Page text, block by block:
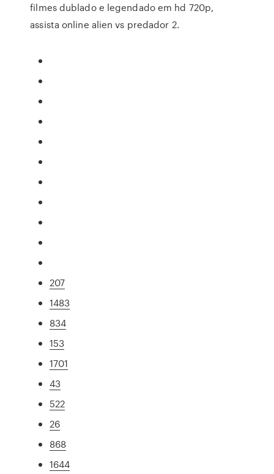
filmes dublado e legendado em hd 720p,
assista online alien vs predador 2.
207
1483
834
153
1701
43
522
26
868
1644